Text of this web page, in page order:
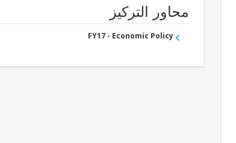
محاور التركيز
FY17 - Economic Policy